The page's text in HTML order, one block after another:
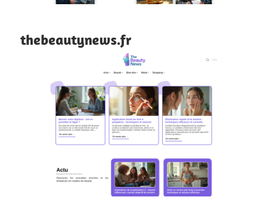
thebeautynews.fr